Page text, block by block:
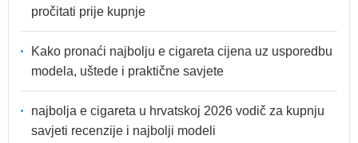
pročitati prije kupnje
Kako pronaći najbolju e cigareta cijena uz usporedbu
modela, uštede i praktične savjete
najbolja e cigareta u hrvatskoj 2026 vodič za kupnju
savjeti recenzije i najbolji modeli